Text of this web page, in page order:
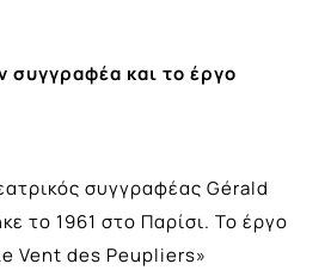
συγγραφέα και το έργο
συγγραφέας Gérald
το 1961 στο Παρίσι. Το έργο
Vent des Peupliers»